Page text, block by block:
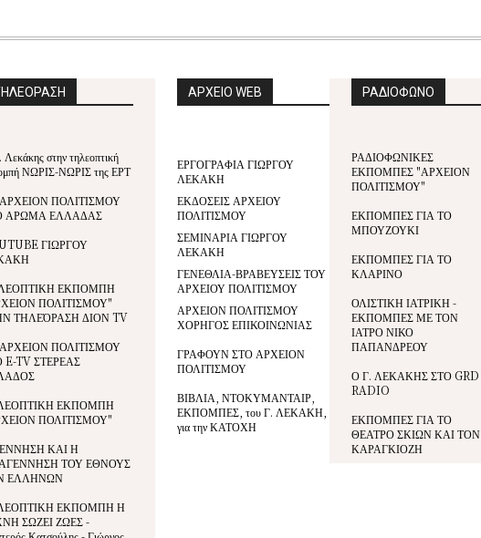
στην τηλεοπτική
ΝΩΡΙΣ-ΝΩΡΙΣ της ΕΡΤ
ΠΟΛΙΤΙΣΜΟΥ
ΑΡΩΜΑ ΕΛΛΑΔΑΣ
ΓΙΩΡΓΟΥ
ΕΚΠΟΜΠΗ
ΠΟΛΙΤΙΣΜΟΥ"
ΤΗΛΕΌΡΑΣΗ ΔΙΟΝ TV
ΠΟΛΙΤΙΣΜΟΥ
E-TV ΣΤΕΡΕΑΣ
ΕΚΠΟΜΠΗ
ΠΟΛΙΤΙΣΜΟΥ"
ΚΑΙ Η
ΤΟΥ ΕΘΝΟΥΣ
ΕΛΛΗΝΩΝ
ΕΚΠΟΜΠΗ Η
ΣΩΖΕΙ ΖΩΕΣ -
ΑΡΧΕΙΟ WEB
ΕΡΓΟΓΡΑΦΙΑ ΓΙΩΡΓΟΥ
ΛΕΚΑΚΗ
ΕΚΔΟΣΕΙΣ ΑΡΧΕΙΟΥ
ΠΟΛΙΤΙΣΜΟΥ
ΣΕΜΙΝΑΡΙΑ ΓΙΩΡΓΟΥ
ΛΕΚΑΚΗ
ΓΕΝΕΘΛΙΑ-ΒΡΑΒΕΥΣΕΙΣ ΤΟΥ
ΑΡΧΕΙΟΥ ΠΟΛΙΤΙΣΜΟΥ
ΑΡΧΕΙΟΝ ΠΟΛΙΤΙΣΜΟΥ
ΧΟΡΗΓΟΣ ΕΠΙΚΟΙΝΩΝΙΑΣ
ΓΡΑΦΟΥΝ ΣΤΟ ΑΡΧΕΙΟΝ
ΠΟΛΙΤΙΣΜΟΥ
ΒΙΒΛΙΑ, ΝΤΟΚΥΜΑΝΤΑΙΡ,
ΕΚΠΟΜΠΕΣ, του Γ. ΛΕΚΑΚΗ,
για την ΚΑΤΟΧΗ
ΡΑΔΙΟΦΩΝΟ
ΡΑΔΙΟΦΩΝΙΚΕΣ
ΕΚΠΟΜΠΕΣ "ΑΡΧΕΙΟΝ
ΠΟΛΙΤΙΣΜΟΥ"
ΕΚΠΟΜΠΕΣ ΓΙΑ ΤΟ
ΜΠΟΥΖΟΥΚΙ
ΕΚΠΟΜΠΕΣ ΓΙΑ ΤΟ
ΚΛΑΡΙΝΟ
ΟΛΙΣΤΙΚΗ ΙΑΤΡΙΚΗ -
ΕΚΠΟΜΠΕΣ ΜΕ ΤΟΝ
ΙΑΤΡΟ ΝΙΚΟ
ΠΑΠΑΝΔΡΕΟΥ
Ο Γ. ΛΕΚΑΚΗΣ ΣΤΟ GRD
RADIO
ΕΚΠΟΜΠΕΣ ΓΙΑ ΤΟ
ΘΕΑΤΡΟ ΣΚΙΩΝ ΚΑΙ ΤΟΝ
ΚΑΡΑΓΚΙΟΖΗ